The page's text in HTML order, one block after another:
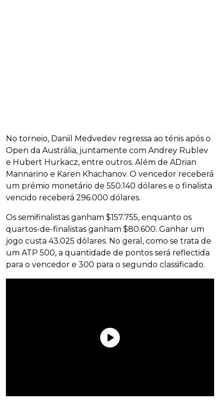
No torneio, Daniil Medvedev regressa ao ténis após o
Open da Austrália, juntamente com Andrey Rublev
e Hubert Hurkacz, entre outros. Além de ADrian
Mannarino e Karen Khachanov. O vencedor receberá
um prémio monetário de 550.140 dólares e o finalista
vencido receberá 296.000 dólares.
Os semifinalistas ganham $157.755, enquanto os
quartos-de-finalistas ganham $80.600. Ganhar um
jogo custa 43.025 dólares. No geral, como se trata de
um ATP 500, a quantidade de pontos será reflectida
para o vencedor e 300 para o segundo classificado.